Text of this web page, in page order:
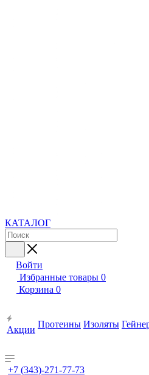
КАТАЛОГ
Войти
Избранные товары 0
Корзина 0
Акции
Протеины Изоляты
+7 (343)-271-77-73